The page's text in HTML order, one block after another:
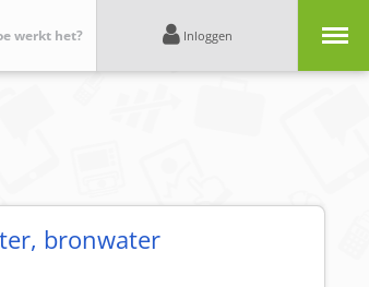
werkt het? Inloggen
bronwater